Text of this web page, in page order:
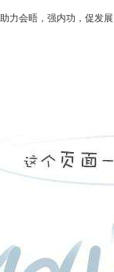
助力会晤，强内功，促发